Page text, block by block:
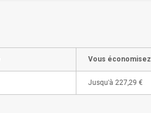
Vous économisez
Jusqu'à 227,29 €